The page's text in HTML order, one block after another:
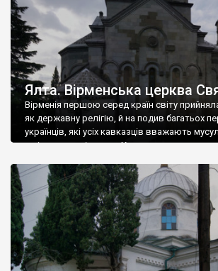
Ялта. Вірменська церква
Вірменія першою серед країн світу
як державну релігію, й на подив багатьох
українців, які усіх кавказців вважають
є відданими вірянами Христа